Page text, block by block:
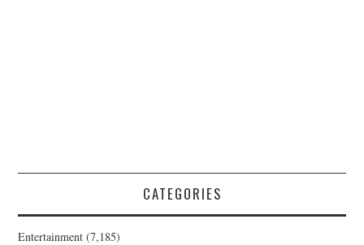
CATEGORIES
Entertainment (7,185)